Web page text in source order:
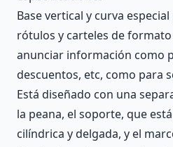
Base vertical y curva
rótulos y carteles de formato
anunciar información como
descuentos, etc, como para
Está diseñado con una
la peana, el soporte, que
cilíndrica y delgada, y el